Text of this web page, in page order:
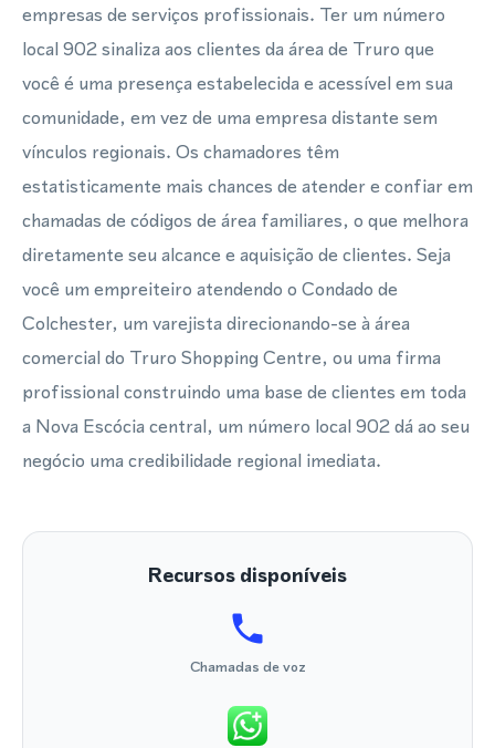
empresas de serviços profissionais. Ter um número
local 902 sinaliza aos clientes da área de Truro que
você é uma presença estabelecida e acessível em sua
comunidade, em vez de uma empresa distante sem
vínculos regionais. Os chamadores têm
estatisticamente mais chances de atender e confiar em
chamadas de códigos de área familiares, o que melhora
diretamente seu alcance e aquisição de clientes. Seja
você um empreiteiro atendendo o Condado de
Colchester, um varejista direcionando-se à área
comercial do Truro Shopping Centre, ou uma firma
profissional construindo uma base de clientes em toda
a Nova Escócia central, um número local 902 dá ao seu
negócio uma credibilidade regional imediata.
Recursos disponíveis
Chamadas de voz